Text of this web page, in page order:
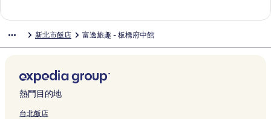
t
的
連
結
的
i
i
S
a
n
i
結
e
i
t
y
X
結
a
i
r
p
o
o
s
t
r
y
H
e
l
的
連
G
r
n
B
a
y
e
-
S
o
n
t
的
連
結
d
m
N
e
w
t
u
e
M
o
n
b
y
S
h
B
t
i
q
u
e
o
t
e
l
新北市飯店 富逸旅趣 - 板橋府中館
熱門目的地
台北飯店